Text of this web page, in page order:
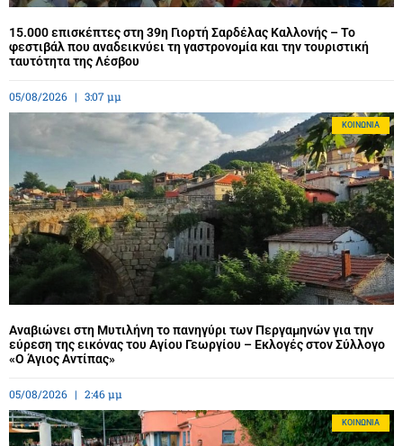
15.000 επισκέπτες στη 39η Γιορτή Σαρδέλας Καλλονής – Το
φεστιβάλ που αναδεικνύει τη γαστρονομία και την τουριστική
ταυτότητα της Λέσβου
05/08/2026 3:07 μμ
ΚΟΙΝΩΝΊΑ
Αναβιώνει στη Μυτιλήνη το πανηγύρι των Περγαμηνών για την
εύρεση της εικόνας του Αγίου Γεωργίου – Εκλογές στον Σύλλογο
«Ο Άγιος Αντίπας»
05/08/2026 2:46 μμ
ΚΟΙΝΩΝΊΑ